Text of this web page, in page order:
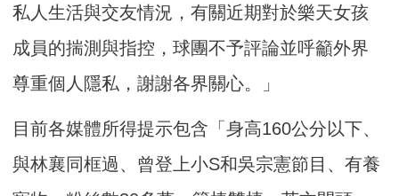
私人生活與交友情況，有關近期對於樂天女孩
成員的揣測與指控，球團不予評論並呼籲外界
尊重個人隱私，謝謝各界關心。」
目前各媒體所得提示包含「身高160公分以下、
與林襄同框過、曾登上小S和吳宗憲節目、有養